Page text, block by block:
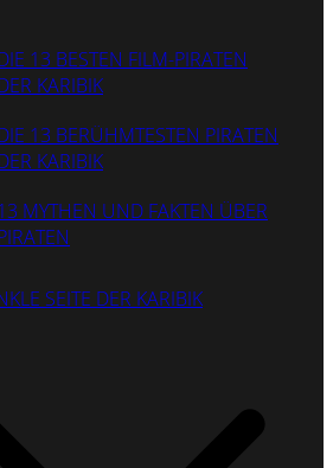
13 BESTEN FILM-PIRATEN
KARIBIK
13 BERÜHMTESTEN PIRATEN
KARIBIK
MYTHEN UND FAKTEN ÜBER
SEITE DER KARIBIK